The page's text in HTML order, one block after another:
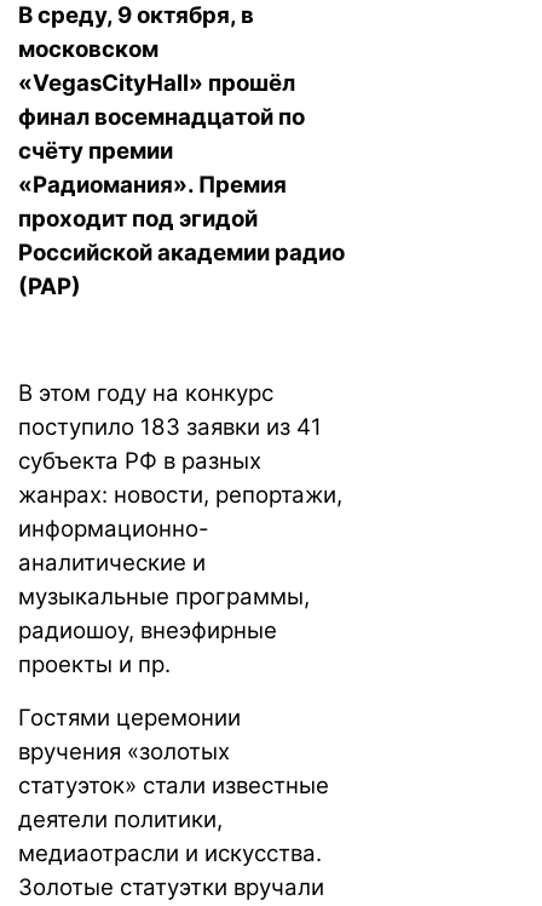
В среду, 9 октября, в
московском
«VegasCityHall» прошёл
финал восемнадцатой по
счёту премии
«Радиомания». Премия
проходит под эгидой
Российской академии радио
(РАР)
В этом году на конкурс
поступило 183 заявки из 41
субъекта РФ в разных
жанрах: новости, репортажи,
информационно-
аналитические и
музыкальные программы,
радиошоу, внеэфирные
проекты и пр.
Гостями церемонии
вручения «золотых
статуэток» стали известные
деятели политики,
медиаотрасли и искусства.
Золотые статуэтки вручали